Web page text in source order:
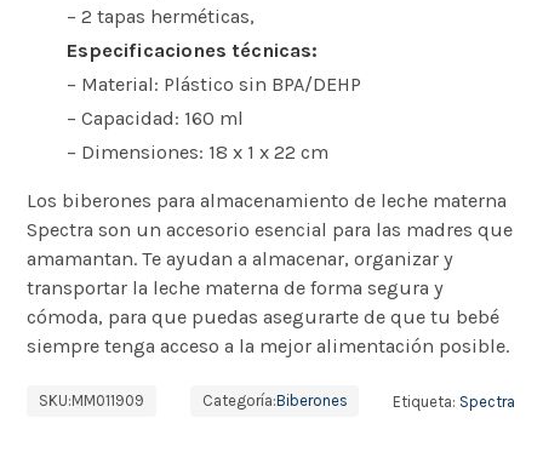
– 2 tapas herméticas,
Especificaciones técnicas:
– Material: Plástico sin BPA/DEHP
– Capacidad: 160 ml
– Dimensiones: 18 x 1 x 22 cm
Los biberones para almacenamiento de leche materna
Spectra son un accesorio esencial para las madres que
amamantan. Te ayudan a almacenar, organizar y
transportar la leche materna de forma segura y
cómoda, para que puedas asegurarte de que tu bebé
siempre tenga acceso a la mejor alimentación posible.
SKU:MM011909 Categoría:Biberones Etiqueta: Spectra